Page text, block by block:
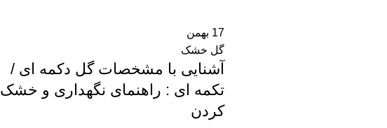
17 بهمن
گل خشک
آشنایی با مشخصات گل دکمه ای /
تکمه ای : راهنمای نگهداری و خشک
کردن